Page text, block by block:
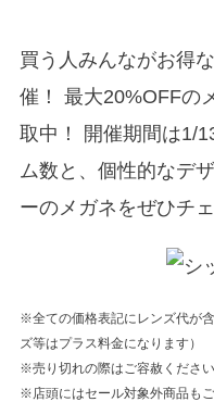
買う人みんながお得
催！ 最大20%OFFの
取中！ 開催期間は1/
ム数と、個性的なデ
ーのメガネをぜひチ
※全ての価格表記にレンズ代が
ズ等はプラス料金になります）
※売り切れの際はご容赦ください
※店頭にはセール対象外商品も